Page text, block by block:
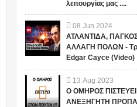
λειτουργίας μας ....
08 Jun 2024
ΑΤΛΑΝΤΙΔΑ,
ΑΛΛΑΓΗ ΠΟΛΩΝ -
Edgar Cayce (Video)
13 Aug 2023
Ο ΟΜΗΡΟΣ
ΑΝΕΞΗΓΗΤΗ